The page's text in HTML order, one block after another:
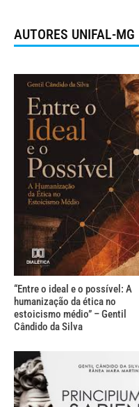
AUTORES UNIFAL-MG
“Entre o ideal e o possível: A
humanização da ética no
estoicismo médio” – Gentil
Cândido da Silva